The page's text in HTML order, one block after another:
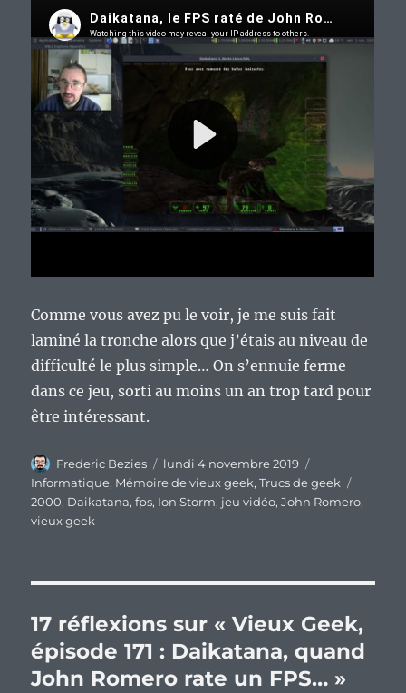
Comme vous avez pu le voir, je me suis fait
laminé la tronche alors que j’étais au niveau de
difficulté le plus simple… On s’ennuie ferme
dans ce jeu, sorti au moins un an trop tard pour
être intéressant.
Auteur
Frederic Bezies
Publié
le
lundi 4 novembre 2019
Informatique, Mémoire de vieux geek,Trucs de geek
2000, Daikatana,fps, Ion Storm, jeu vidéo,John Romero,
vieux geek
17 réflexions sur « Vieux Geek,
épisode 171 : Daikatana, quand
John Romero rate un FPS… »